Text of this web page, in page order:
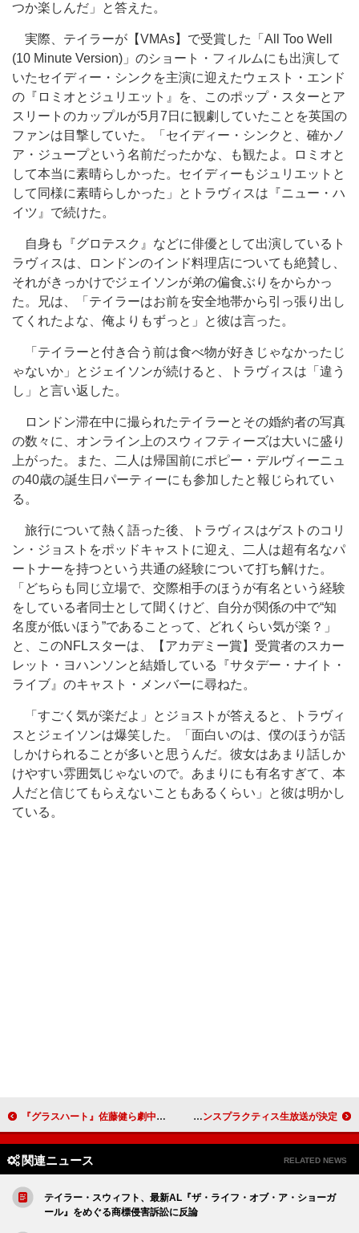
つか楽しんだ」と答えた。
実際、テイラーが【VMAs】で受賞した「All Too Well
(10 Minute Version)」のショート・フィルムにも出演して
いたセイディー・シンクを主演に迎えたウェスト・エンド
の『ロミオとジュリエット』を、このポップ・スターとア
スリートのカップルが5月7日に観劇していたことを英国の
ファンは目撃していた。「セイディー・シンクと、確かノ
ア・ジュープという名前だったかな、も観たよ。ロミオと
して本当に素晴らしかった。セイディーもジュリエットと
して同様に素晴らしかった」とトラヴィスは『ニュー・ハ
イツ』で続けた。
自身も『グロテスク』などに俳優として出演しているト
ラヴィスは、ロンドンのインド料理店についても絶賛し、
それがきっかけでジェイソンが弟の偏食ぶりをからかっ
た。兄は、「テイラーはお前を安全地帯から引っ張り出し
てくれたよな、俺よりもずっと」と彼は言った。
「テイラーと付き合う前は食べ物が好きじゃなかったじ
ゃないか」とジェイソンが続けると、トラヴィスは「違う
し」と言い返した。
ロンドン滞在中に撮られたテイラーとその婚約者の写真
の数々に、オンライン上のスウィフティーズは大いに盛り
上がった。また、二人は帰国前にポピー・デルヴィーニュ
の40歳の誕生日パーティーにも参加したと報じられてい
る。
旅行について熱く語った後、トラヴィスはゲストのコリ
ン・ジョストをポッドキャストに迎え、二人は超有名なパ
ートナーを持つという共通の経験について打ち解けた。
「どちらも同じ立場で、交際相手のほうが有名という経験
をしている者同士として聞くけど、自分が関係の中で“知
名度が低いほう”であることって、どれくらい気が楽？」
と、このNFLスターは、【アカデミー賞】受賞者のスカー
レット・ヨハンソンと結婚している『サタデー・ナイト・
ライブ』のキャスト・メンバーに尋ねた。
「すごく気が楽だよ」とジョストが答えると、トラヴィ
スとジェイソンは爆笑した。「面白いのは、僕のほうが話
しかけられることが多いと思うんだ。彼女はあまり話しか
けやすい雰囲気じゃないので。あまりにも有名すぎて、本
人だと信じてもらえないこともあるくらい」と彼は明かし
ている。
『グラスハート』佐藤健ら劇中バンドTENBLANK、ファンミーティングのBlu-rayが数量限定で再販決定 Ayumu Imazu、「CLASSIC」ダンスプラクティス生放送が決定
関連ニュース RELATED NEWS
テイラー・スウィフト、最新AL『ザ・ライフ・オブ・ア・ショーガ
ール』をめぐる商標侵害訴訟に反論